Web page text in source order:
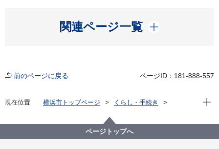
関連ページ一覧
開く
前のページに戻る ページID：181-888-557
現在位置 横浜市トップページ
くらし・手続き
鎖国から開国への日々 嘉永７年、横浜村のできごと
鎖国から開国への日々 嘉永７年、横浜村のできごと
現在
ページトップへ